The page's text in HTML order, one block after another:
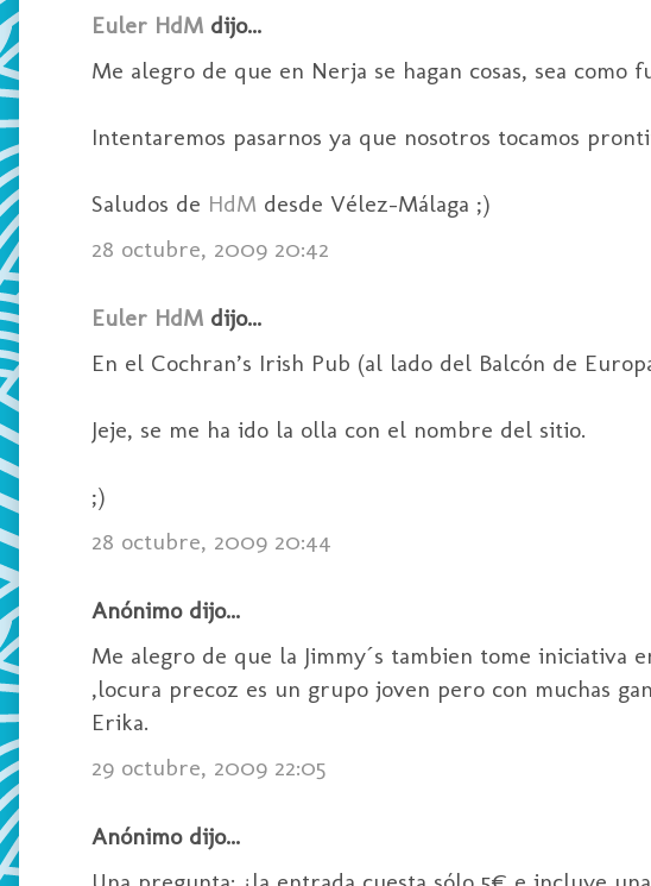
Euler HdM dijo...
Me alegro de que en Nerja se hagan cosas, sea como
Intentaremos pasarnos ya que nosotros tocamos
Saludos de HdM desde Vélez-Málaga ;)
28 octubre, 2009 20:42
Euler HdM dijo...
En el Cochran’s Irish Pub (al lado del Balcón de
Jeje, se me ha ido la olla con el nombre del sitio.
;)
28 octubre, 2009 20:44
Anónimo dijo...
Me alegro de que la Jimmy´s tambien tome iniciativa
,locura precoz es un grupo joven pero con muchas
Erika.
29 octubre, 2009 22:05
Anónimo dijo...